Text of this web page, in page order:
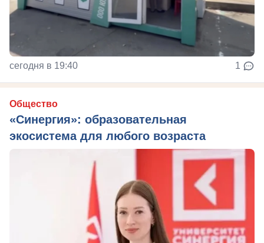
сегодня в 19:40 1
Общество
«Синергия»: образовательная
экосистема для любого возраста